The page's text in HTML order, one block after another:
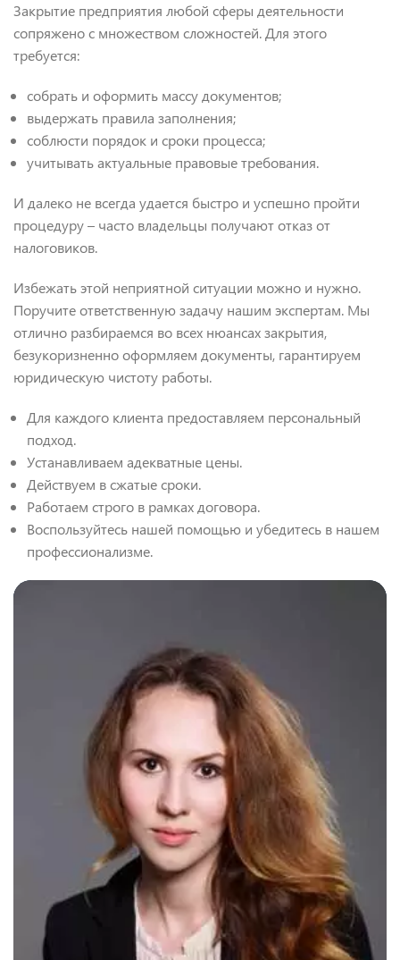
Закрытие предприятия любой сферы деятельности
сопряжено с множеством сложностей. Для этого
требуется:
собрать и оформить массу документов;
выдержать правила заполнения;
соблюсти порядок и сроки процесса;
учитывать актуальные правовые требования.
И далеко не всегда удается быстро и успешно пройти
процедуру – часто владельцы получают отказ от
налоговиков.
Избежать этой неприятной ситуации можно и нужно.
Поручите ответственную задачу нашим экспертам. Мы
отлично разбираемся во всех нюансах закрытия,
безукоризненно оформляем документы, гарантируем
юридическую чистоту работы.
Для каждого клиента предоставляем персональный
подход.
Устанавливаем адекватные цены.
Действуем в сжатые сроки.
Работаем строго в рамках договора.
Воспользуйтесь нашей помощью и убедитесь в нашем
профессионализме.